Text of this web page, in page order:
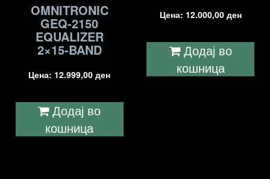
OMNITRONIC
GEQ-2150
EQUALIZER
2×15-BAND
Цена: 12.999,00ден
Додај во
кошница
Цена: 12.000,00 ден
Додај во
кошница